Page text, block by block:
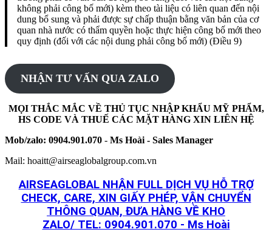
không phải công bố mới) kèm theo tài liệu có liên quan đến nội
dung bổ sung và phải được sự chấp thuận bằng văn bản của cơ
quan nhà nước có thẩm quyền hoặc thực hiện công bố mới theo
quy định (đối với các nội dung phải công bố mới) (Điều 9)
NHẬN TƯ VẤN QUA ZALO
MỌI THẮC MẮC VỀ THỦ TỤC NHẬP KHẨU MỸ PHẨM,
HS CODE VÀ THUẾ CÁC MẶT HÀNG XIN LIÊN HỆ
Mob/zalo: 0904.901.070 - Ms Hoài - Sales Manager
Mail: hoaitt@airseaglobalgroup.com.vn
AIRSEAGLOBAL NHẬN FULL DỊCH VỤ HỖ TRỢ
CHECK, CARE, XIN GIẤY PHÉP, VẬN CHUYỂN
THÔNG QUAN, ĐƯA HÀNG VỀ KHO
ZALO/ TEL: 0904.901.070 - Ms Hoài